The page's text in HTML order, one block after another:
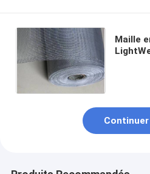
Maille
Continuer